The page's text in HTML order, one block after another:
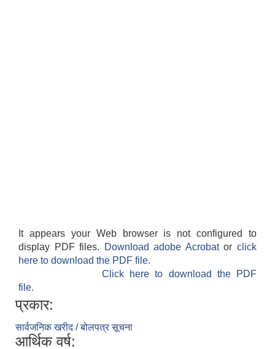
It appears your Web browser is not configured to
display PDF files.
Download adobe Acrobatorclick
here to download the PDF file.
Click here to download the PDF
file.
प्रकार:
सार्वजनिक खरीद / बोलपत्र सूचना
आर्थिक वर्ष: